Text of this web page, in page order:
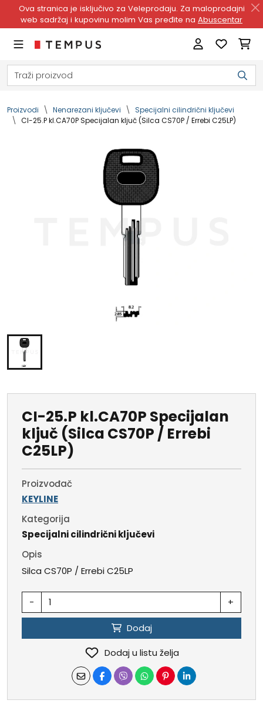
Ova stranica je isključivo za Veleprodaju. Za maloprodajni
web sadržaj i kupovinu molim Vas pređite na Abuscentar
Proizvodi Nenarezani ključevi
Specijalni cilindrični ključevi
CI-25.P kl.CA70P Specijalan ključ (Silca CS70P / Errebi C25LP)
CI-25.P kl.CA70P Specijalan
ključ (Silca CS70P / Errebi
C25LP)
Proizvođač
KEYLINE
Kategorija
Specijalni cilindrični ključevi
Opis
Silca CS70P / Errebi C25LP
- +
Dodaj
Dodaj u listu želja